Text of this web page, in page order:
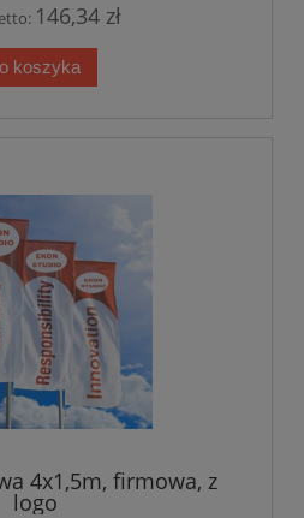
146,34 zł
koszyka
4x1,5m, firmowa, z
logo